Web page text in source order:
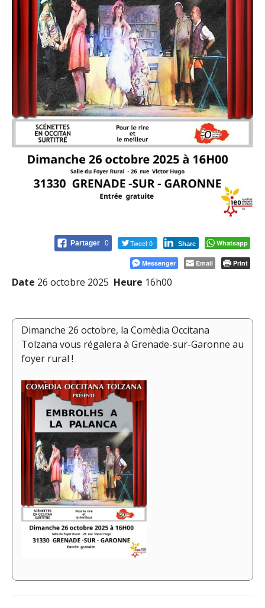
Partager 0 Tweet 0 Share Whatsapp
Messenger Email Print
Date 26 octobre 2025 Heure 16h00
Dimanche 26 octobre, la Comèdia Occitana
Tolzana vous régalera à Grenade-sur-Garonne au
foyer rural !